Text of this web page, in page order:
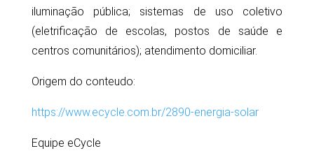
iluminação pública; sistemas de uso coletivo
(eletrificação de escolas, postos de saúde e
centros comunitários); atendimento domiciliar.
Origem do conteudo:
https://www.ecycle.com.br/2890-energia-solar
Equipe eCycle